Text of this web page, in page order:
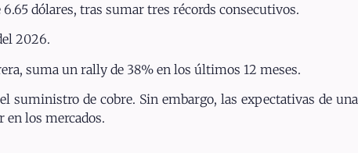
dólares, tras sumar tres récords consecutivos.
2026.
suma un rally de 38% en los últimos 12 meses.
suministro de cobre. Sin embargo, las expectativas de una
en los mercados.